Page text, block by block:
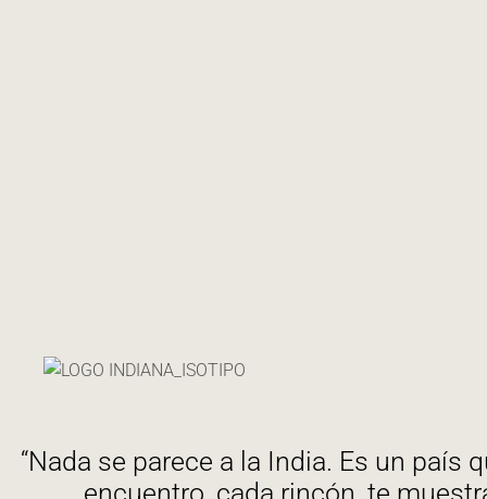
“Nada se parece a la India. Es un país